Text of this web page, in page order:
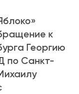
к
Георгию
по Санкт-